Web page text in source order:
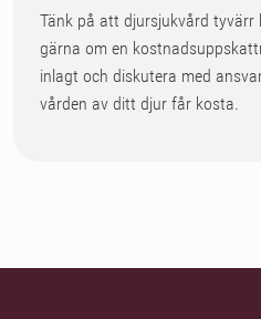
Tänk på att djursjukvård tyvärr
gärna om en
inlagt och diskutera med
vården av ditt djur får kosta.